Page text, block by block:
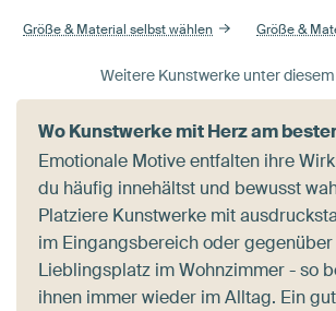
Größe & Material selbst wählen Größe &
Weitere Kunstwerke unter
Wo Kunstwerke mit Herz am
Emotionale Motive entfalten ihre
du häufig innehältst und bewusst
Platziere Kunstwerke mit
im Eingangsbereich oder
Lieblingsplatz im Wohnzimmer - so
ihnen immer wieder im Alltag. Ein